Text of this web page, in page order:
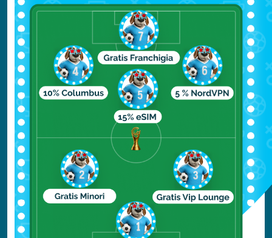
acque, come il pesce pagliaccio, ed altre
specie rare, come il dugongo o gli
elefanti. Per chi invece preferisce il
contatto con la civiltà, South Andaman
ospita al capitale dell’arcipelago, Port Blair,
dove si tiene tra le altre cose un
folcloristico mercato. Al largo delle sue
coste, inoltre, si apre il Mahatma Gandhi
Marine National Park. Port Blair è anche
l’unico punto d’accesso aereo delle
Andamane: voli interni la collegano a